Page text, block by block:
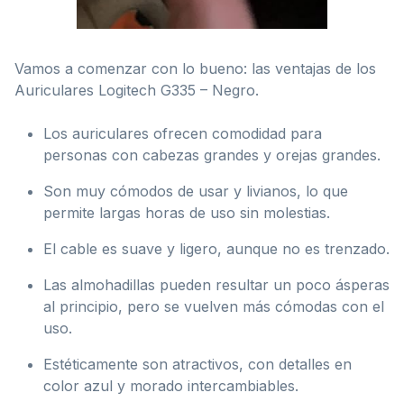
Vamos a comenzar con lo bueno: las ventajas de los
Auriculares Logitech G335 – Negro.
Los auriculares ofrecen comodidad para
personas con cabezas grandes y orejas grandes.
Son muy cómodos de usar y livianos, lo que
permite largas horas de uso sin molestias.
El cable es suave y ligero, aunque no es trenzado.
Las almohadillas pueden resultar un poco ásperas
al principio, pero se vuelven más cómodas con el
uso.
Estéticamente son atractivos, con detalles en
color azul y morado intercambiables.